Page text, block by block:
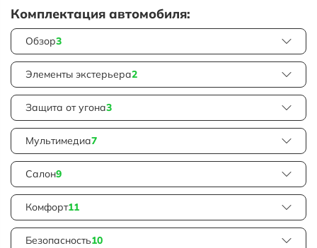
Комплектация автомобиля:
Обзор3
Элементы экстерьера2
Защита от угона3
Мультимедиа7
Салон9
Комфорт11
Безопасность10